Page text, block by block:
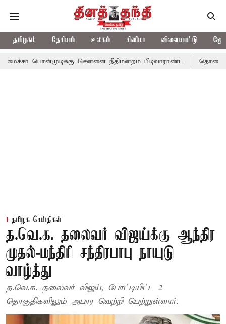
தமிழகம் தேசியம் உலகம் சினிமா விளையாட்டு
சென்னை நீதிமன்றம் பிடிவாராண்ட் தொலைநோக்கு
தமிழக செய்திகள்
த.வெ.க. தலைவர் விஜய்க்கு ஆந்திர
முதல்-மந்திரி சந்திரபாபு நாயுடு
வாழ்த்து
த.வெ.க. தலைவர் விஜய், போட்டியிட்ட 2
தொகுதிகளிலும் அபார வெற்றி பெற்றுள்ளார்.